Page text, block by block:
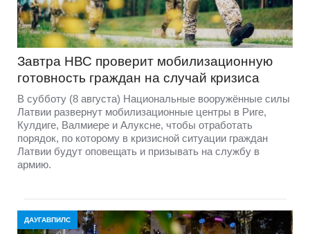
Завтра НВС проверит мобилизационную
готовность граждан на случай кризиса
В субботу (8 августа) Национальные вооружённые силы
Латвии развернут мобилизационные центры в Риге,
Кулдиге, Валмиере и Алуксне, чтобы отработать
порядок, по которому в кризисной ситуации граждан
Латвии будут оповещать и призывать на службу в
армию.
ДАУГАВПИЛС